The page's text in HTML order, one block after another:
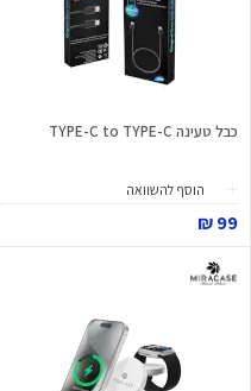
כבל טעינה TYPE-C to TYPE-C
הוסף להשוואה
99 ₪